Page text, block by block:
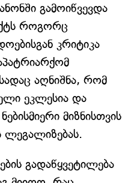
გამოიწვევდა
როგორც
კრიტიკა
აღნიშნა, რომ
ეკლესია და
მიზნისთვის
ლეგალიზებას.
გადაწყვეტილება